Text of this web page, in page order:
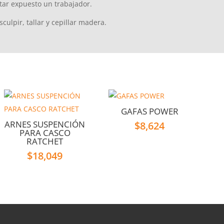
expuesto un trabajador.
tallar y cepillar madera.
ARNES SUSPENCIÓN
PARA CASCO
RATCHET
$18,049
GAFAS POWER
$8,624